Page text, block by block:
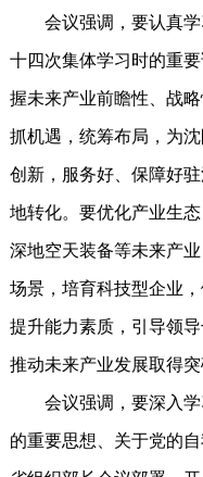
会议强调，要认真学
十四次集体学习时的重
握未来产业前瞻性、战
抓机遇，统筹布局，为
创新，服务好、保障好
地转化。要优化产业生
深地空天装备等未来产
场景，培育科技型企业
提升能力素质，引导领
推动未来产业发展取得突
会议强调，要深入学
的重要思想、关于党的